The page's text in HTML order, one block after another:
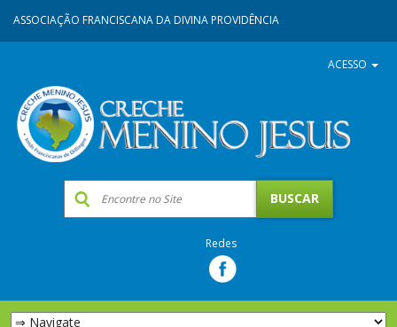
ASSOCIAÇÃO FRANCISCANA DA DIVINA PROVIDÊNCIA
ACESSO
Redes